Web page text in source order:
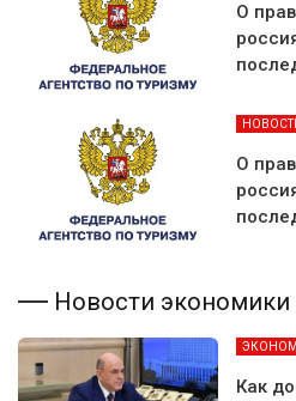
О
О
Новости экономики
Как